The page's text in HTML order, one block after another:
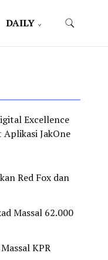
DAILY
Excellence
JakOne
Red Fox dan
Massal 62.000
KPR